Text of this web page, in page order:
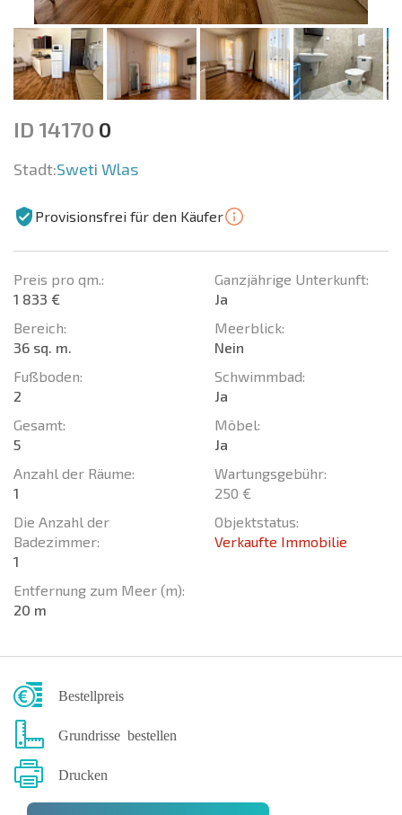
ID 14170 0
Stadt:Sweti Wlas
Provisionsfrei für den Käufer
Preis pro qm.:
1 833 €
Bereich:
36 sq. m.
Fußboden:
2
Gesamt:
5
Anzahl der Räume:
1
Die Anzahl der
Badezimmer:
1
Entfernung zum Meer (m):
20 m
Ganzjährige Unterkunft:
Ja
Meerblick:
Nein
Schwimmbad:
Ja
Möbel:
Ja
Wartungsgebühr:
250 €
Objektstatus:
Verkaufte Immobilie
Bestellpreis
Grundrisse bestellen
Drucken